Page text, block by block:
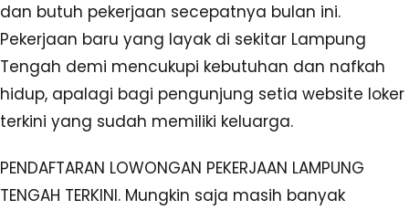
dan butuh pekerjaan secepatnya bulan ini.
Pekerjaan baru yang layak di sekitar Lampung
Tengah demi mencukupi kebutuhan dan nafkah
hidup, apalagi bagi pengunjung setia website loker
terkini yang sudah memiliki keluarga.
PENDAFTARAN LOWONGAN PEKERJAAN LAMPUNG
TENGAH TERKINI. Mungkin saja masih banyak